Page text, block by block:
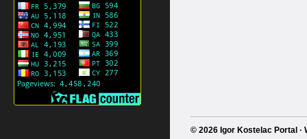
© 2026 Igor Kostelac Portal